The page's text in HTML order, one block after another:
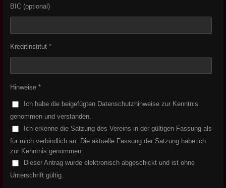
BIC (optional)
Kreditinstitut *
Hinweise *
Ich habe die beigefügten Datenschutzhinweise zur Kenntnis
genommen und verstanden.
Ich erkenne die Satzung des Vereins in der gültigen Fassung als
für mich verbindlich an. Die aktuelle Fassung der Satzung habe ich
zur Kenntnis genommen.
Dieser Antrag wurde elektronisch abgeschickt und ist ohne
Unterschrift gültig.